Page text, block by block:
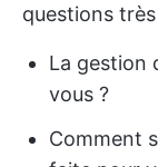
questions
La gestion
vous ?
Comment